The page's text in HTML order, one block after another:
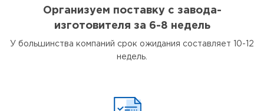
Организуем поставку с завода-
изготовителя за 6-8 недель
У большинства компаний срок ожидания составляет 10-12
недель.